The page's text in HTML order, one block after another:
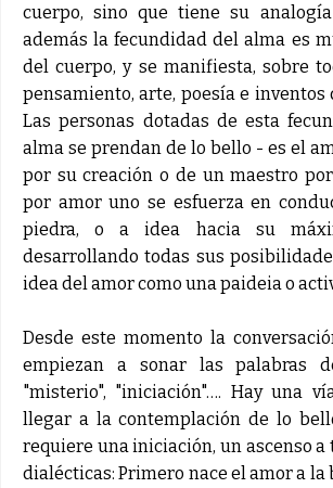
cuerpo, sino que tiene su
además la fecundidad del alma es
del cuerpo, y se manifiesta, sobre
pensamiento, arte, poesía e inventos
Las personas dotadas de esta
alma se prendan de lo bello - es el
por su creación o de un maestro
por amor uno se esfuerza en
piedra, o a idea hacia su
desarrollando todas sus
idea del amor como una paideia o
Desde este momento la
empiezan a sonar las palabras
"misterio", "iniciación"…. Hay una
llegar a la contemplación de lo
requiere una iniciación, un ascenso a
dialécticas: Primero nace el amor a la